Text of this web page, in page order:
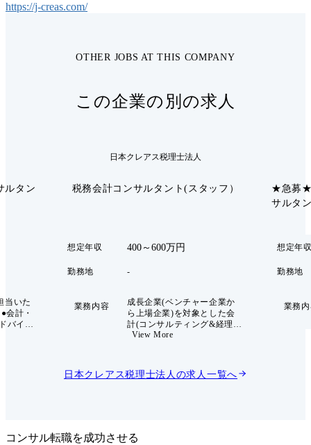
https://j-creas.com/
OTHER JOBS AT THIS COMPANY
この企業の別の求人
ルタン
当いた
バイス
日本クレアス税理士法人
税務会計コンサルタント(スタッフ）
想定年収 400～600万円
勤務地 -
業務内容
成長企業(ベンチャー企業か
ら上場企業)を対象とした会
計(コンサルティング&経理ア
ウトソーシング)・税務業務
びアドバイス ・税務申告書作
成・チェック、記帳代行、月
ンサルティング(国内税務、
View More
★急募★
サルタ
想定年
勤務地
業務
日本クレアス税理士法人 の求人一覧へ
コンサル転職を成功させる